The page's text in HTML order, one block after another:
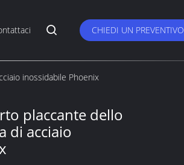
CHIEDI UN PREVENTIVO
inossidabile Phoenix
placcante dello
di acciaio